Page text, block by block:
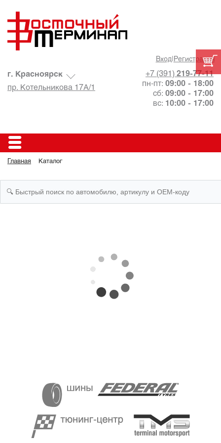
Вход| Регистрация
+7 (391) 219-77-11
пн-пт: 09:00 - 18:00
сб: 09:00 - 17:00
вс: 10:00 - 17:00
г. Красноярск
пр. Котельникова 17А/1
Главная Каталог